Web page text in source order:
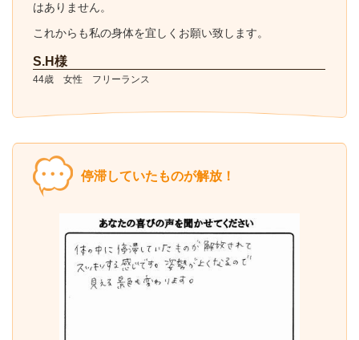
はありません。
これからも私の身体を宜しくお願い致します。
S.H様
44歳 女性 フリーランス
停滞していたものが解放！